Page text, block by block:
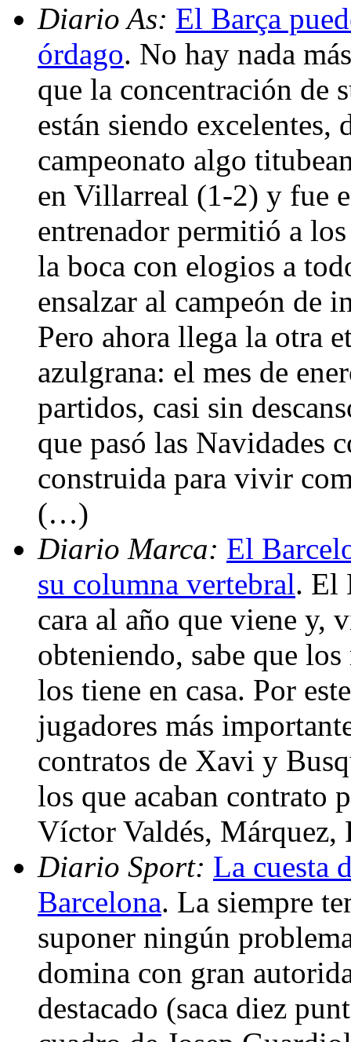
Diario As: El Barça
órdago. No hay nada
que la concentración de
están siendo excelentes,
campeonato algo
en Villarreal (1-2) y fue
entrenador permitió a
la boca con elogios a
ensalzar al campeón de
Pero ahora llega la otra
azulgrana: el mes de
partidos, casi sin
que pasó las Navidades
construida para vivir
(…)
Diario Marca: El
su columna vertebral. El
cara al año que viene y,
obteniendo, sabe que
los tiene en casa. Por
jugadores más
contratos de Xavi y
los que acaban contrato
Víctor Valdés,
Diario Sport: La cuesta
Barcelona. La siempre
suponer ningún
domina con gran
destacado (saca diez